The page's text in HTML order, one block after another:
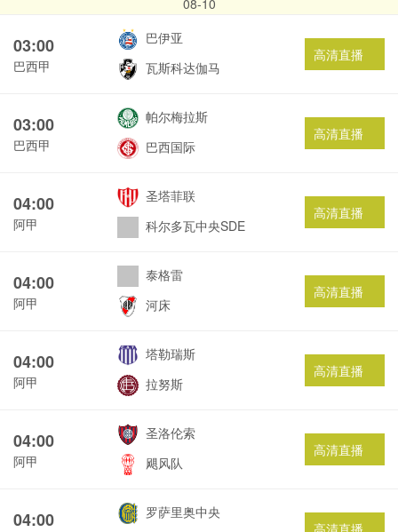
08-10
03:00
巴西甲
巴伊亚
瓦斯科达伽马
高清直播
03:00
巴西甲
帕尔梅拉斯
巴西国际
高清直播
04:00
阿甲
圣塔菲联
科尔多瓦中央SDE
高清直播
04:00
阿甲
泰格雷
河床
高清直播
04:00
阿甲
塔勒瑞斯
拉努斯
高清直播
04:00
阿甲
圣洛伦索
飓风队
高清直播
04:00
罗萨里奥中央
高清直播